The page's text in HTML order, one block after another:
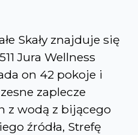
Skały znajduje się
Jura Wellness
on 42 pokoje i
zaplecze
z wodą z bijącego
źródła, Strefę